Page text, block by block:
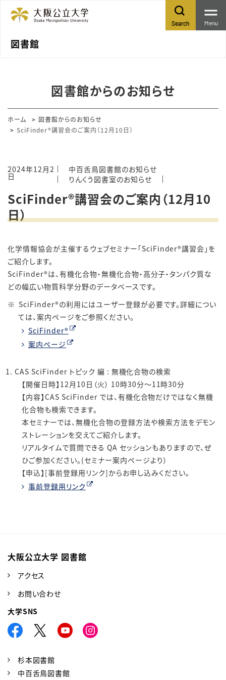
図書館
Search Menu
図書館からのお知らせ
ホーム
図書館からのお知らせ
SciFinder®講習会のご案内（12月10日）
2024年12月2
日
中百舌鳥図書館のお知らせ
りんくう図書室のお知らせ
SciFinder®講習会のご案内（12月10
日）
化学情報協会が主催するウェブセミナー「SciFinder®講習会」を
ご紹介します。
SciFinder®は、有機化合物・無機化合物・高分子・タンパク質な
どの幅広い物質科学分野のデータベースです。
SciFinder®の利用にはユーザー登録が必要です。詳細につい
ては、案内ページをご参照ください。
SciFinder®
案内ページ
CAS SciFinder トピック 編 : 無機化合物の検索
【開催日時】12月10日（火） 10時30分～11時30分
【内容】CAS SciFinder では、有機化合物だけではなく無機
化合物も検索できます。
本セミナーでは、無機化合物の登録方法や検索方法をデモン
ストレーションを交えてご紹介します。
リアルタイムで質問できる QA セッションもありますので、ぜ
ひご参加ください。(セミナー案内ページより）
【申込】[事前登録用リンク]からお申し込みください。
事前登録用リンク
大阪公立大学 図書館
アクセス
お問い合わせ
大学SNS
杉本図書館
中百舌鳥図書館